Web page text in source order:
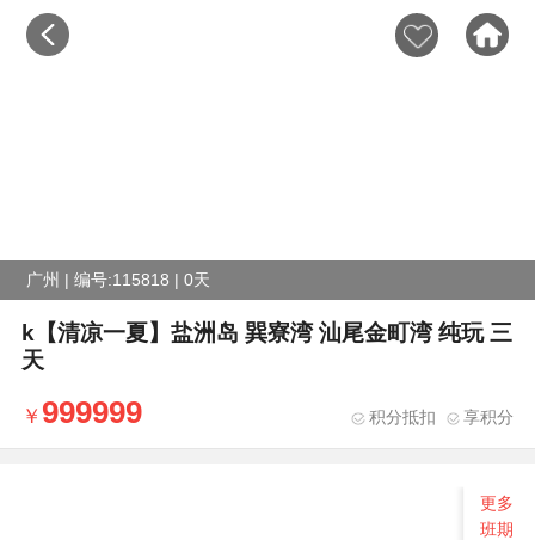
广州 | 编号:115818 | 0天
k【清凉一夏】盐洲岛 巽寮湾 汕尾金町湾 纯玩 三
天
999999 积分抵扣 享积分
更多
班期